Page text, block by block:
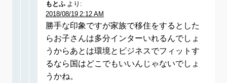
もとふ より:
2018/08/19 2:12 AM
勝手な印象ですが家族で移住をするとした
らお子さんは多分インターいれるんでしょ
うからあとは環境とビジネスでフィットす
るなら国はどこでもいいんじゃないでしょ
うかね。